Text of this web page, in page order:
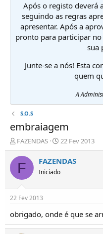
Após o registo deverá
seguindo as regras
apresentar. Após a
pronto para participar
sua
Junte-se a nós! Esta
quem
A
S.O.S
embraiagem
I
n
i
i
d
o
r
e
FAZENDAS
D
a
t
d
í
i
22 Fev 2013
F FAZENDAS
Iniciado
22 Fev 2013
obrigado, onde é que se